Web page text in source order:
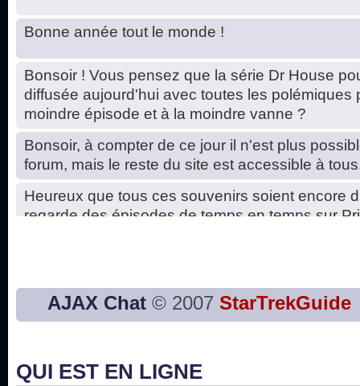
Bonne année tout le monde !
Bonsoir ! Vous pensez que la série Dr House
diffusée aujourd'hui avec toutes les polémiques
moindre épisode et à la moindre vanne ?
Bonsoir, à compter de ce jour il n'est plus
forum, mais le reste du site est accessible à
Heureux que tous ces souvenirs soient encore
regarde des épisodes de temps en temps sur
Bon, 2020, ça n'a pas trop marché. JE vous
issus des saisons 6; 7 et 8 !
AJAX Chat © 2007 StarTrekGuide
QUI EST EN LIGNE